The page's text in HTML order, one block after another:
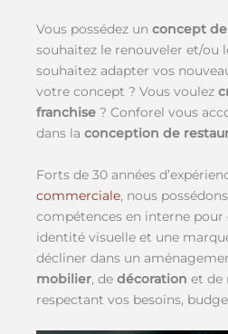
Vous possédez un concept
souhaitez le renouveler et/ou
souhaitez adapter vos
votre concept ? Vous voulez
franchise ? Conforel vous
dans la conception de
Forts de 30 années
commerciale, nous
compétences en interne pour
identité visuelle et une
décliner dans un
mobilier, de décoration et de
respectant vos besoins,